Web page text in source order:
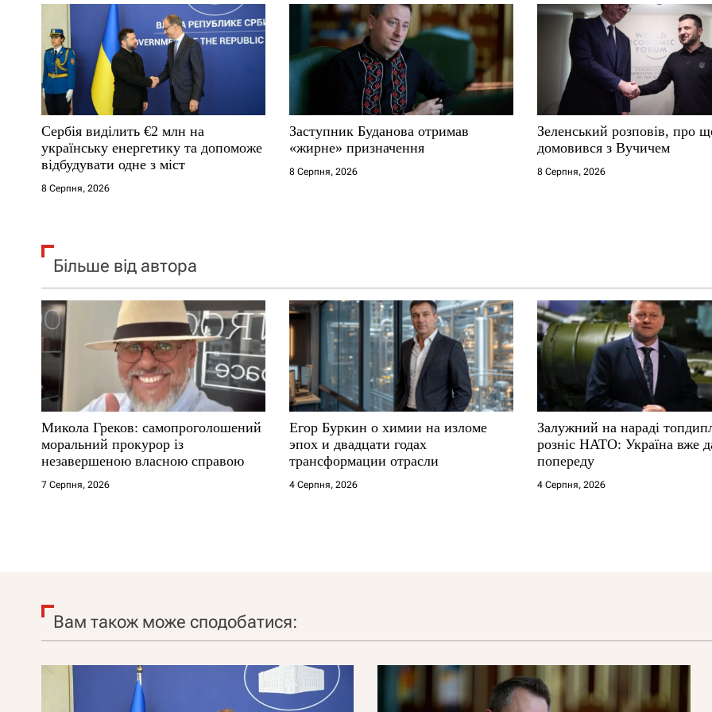
а
п
и
с
і
в
Сербія виділить €2 млн на
українську енергетику та допоможе
відбудувати одне з міст
8 Серпня, 2026
Заступник Буданова отримав
«жирне» призначення
8 Серпня, 2026
Зеленський розповів, про
домовився з Вучичем
8 Серпня, 2026
Більше від автора
Микола Греков: самопроголошений
моральний прокурор із
незавершеною власною справою
7 Серпня, 2026
Егор Буркин о химии на изломе
эпох и двадцати годах
трансформации отрасли
4 Серпня, 2026
Залужний на нараді
розніс НАТО: Україна вже
попереду
4 Серпня, 2026
Вам також може сподобатися: